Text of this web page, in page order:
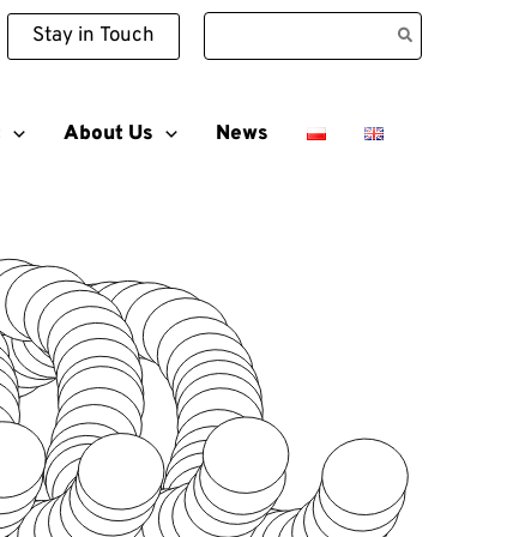
Stay in Touch
Search
for:
About Us News